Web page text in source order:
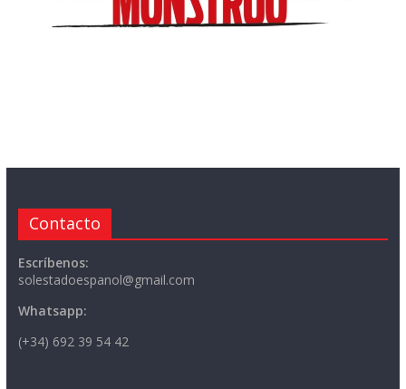
Contacto
Escríbenos:
solestadoespanol@gmail.com
Whatsapp:
(+34) 692 39 54 42